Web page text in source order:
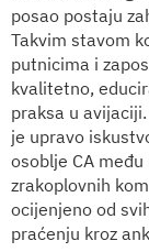
posao postaju
Takvim stavom
putnicima i
kvalitetno,
praksa u avijaciji.
je upravo
osoblje CA
zrakoplovnih
ocijenjeno od
praćenju kroz